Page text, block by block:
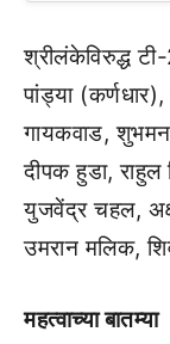
श्रीलंकेविरुद्ध
पांड्या
गायकवाड, शुभमन
दीपक हुडा,
युजवेंद्र चहल,
उमरान मलिक,
महत्वाच्या बातम्या